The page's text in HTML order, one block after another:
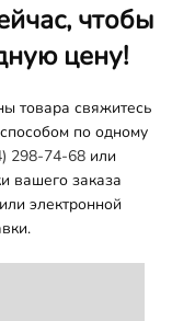
чтобы
цену!
товара свяжитесь
по одному
298-74-68 или
вашего заказа
электронной